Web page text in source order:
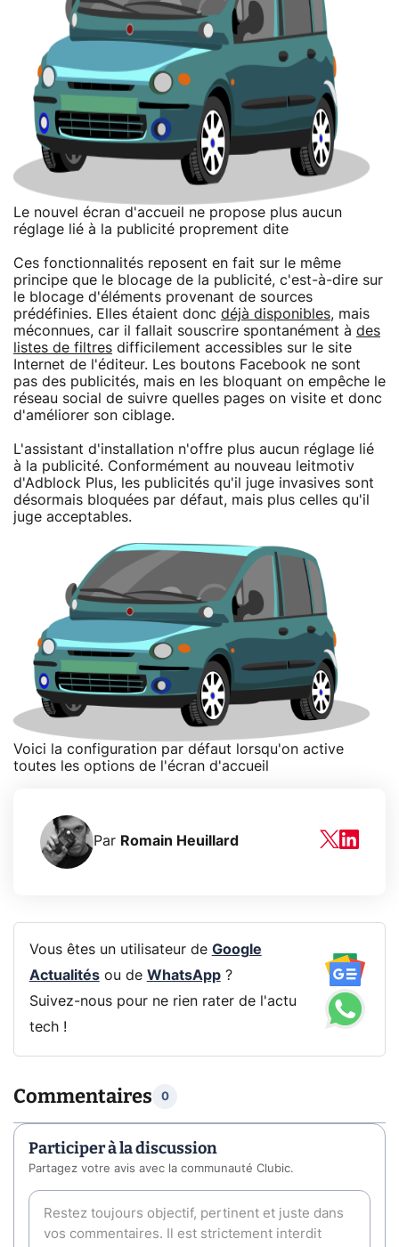
Le nouvel écran d'accueil ne propose plus aucun
réglage lié à la publicité proprement dite
Ces fonctionnalités reposent en fait sur le même
principe que le blocage de la publicité, c'est-à-dire sur
le blocage d'éléments provenant de sources
prédéfinies. Elles étaient donc déjà disponibles, mais
méconnues, car il fallait souscrire spontanément à des
listes de filtres difficilement accessibles sur le site
Internet de l'éditeur. Les boutons Facebook ne sont
pas des publicités, mais en les bloquant on empêche le
réseau social de suivre quelles pages on visite et donc
d'améliorer son ciblage.
L'assistant d'installation n'offre plus aucun réglage lié
à la publicité. Conformément au nouveau leitmotiv
d'Adblock Plus, les publicités qu'il juge invasives sont
désormais bloquées par défaut, mais plus celles qu'il
juge acceptables.
Voici la configuration par défaut lorsqu'on active
toutes les options de l'écran d'accueil
Par Romain Heuillard
Vous êtes un utilisateur de Google
Actualitésou de WhatsApp?
Suivez-nous pour ne rien rater de l'actu
tech !
Commentaires 0
Participer à la discussion
Partagez votre avis avec la communauté Clubic.